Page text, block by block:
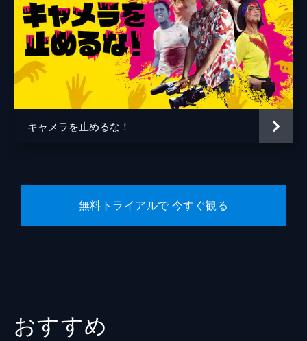
音楽 永井カイル
キャメラを止めるな！
無料トライアルで 今すぐ観る
おすすめ